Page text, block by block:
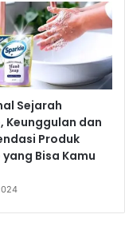
Sejarah
Keunggulan dan
Produk
Bisa Kamu